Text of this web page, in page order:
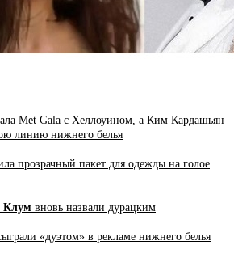
Met Gala с Хеллоуином, а Ким Кардашьян
линию нижнего белья
прозрачный пакет для одежды на голое
Клум вновь назвали дурацким
«дуэтом» в рекламе нижнего белья